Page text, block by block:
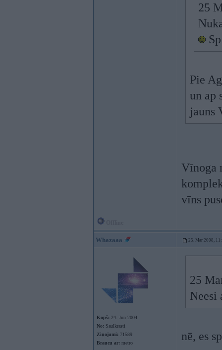
25
Pie
un ap
jauns
Vīnoga
vīns
Whazaaa 25. Mar 2008,
Kopš: 24. Jun 2004
No: Saulkrasti
Ziņojumi: 71589
Braucu ar: metro
25
Neesi
nē, es